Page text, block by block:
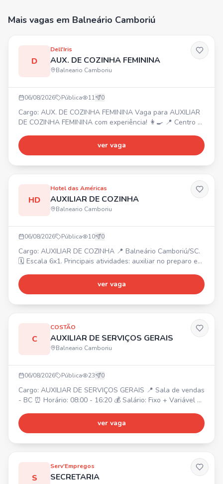
Mais vagas em Balneário Camboriú
D
Dell'Iris
AUX. DE COZINHA FEMININA
Balneario Camboriu
06/08/2026 Pública 11 0
Cargo: AUX. DE COZINHA FEMININA Vaga para AUXILIAR
DE COZINHA FEMININA com experiência! 👩‍🍳 📍 Centro -
almoço) de segunda a sábado. Funções: Auxiliar na
produção e montagem das marmitas, organização e
ver vaga
HD
Hotel das Américas
AUXILIAR DE COZINHA
Balneario Camboriu
06/08/2026 Pública 10 0
Cargo: AUXILIAR DE COZINHA 📍 Balneário Camboriú/SC.
🗓️ Escala 6x1. Principais atividades: auxiliar no preparo e
ingredientes, apoiar a equipe de cozinha, manter a limpeza
e organização. ✅ Requisitos: experiência será um
ver vaga
C
COSTÃO
AUXILIAR DE SERVIÇOS GERAIS
Balneario Camboriu
06/08/2026 Pública 23 0
Cargo: AUXILIAR DE SERVIÇOS GERAIS 📍 Sala de vendas
- BC ⏰ Horário: 08:00 - 16:20 💰 Salário: Fixo + Variável 🎁
Saúde e Odontológico.
ver vaga
S
Serv'Empregos
SECRETARIA